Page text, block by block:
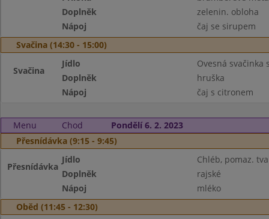
Doplněk
zelenin. obloha
Nápoj
čaj se sirupem
Svačina (14:30 - 15:00)
Svačina
Jídlo
Ovesná svačinka
Doplněk
hruška
Nápoj
čaj s citronem
Menu Chod
Pondělí 6. 2. 2023
Přesnídávka (9:15 - 9:45)
Přesnídávka
Jídlo
Chléb, pomaz.
Doplněk
rajské
Nápoj
mléko
Oběd (11:45 - 12:30)